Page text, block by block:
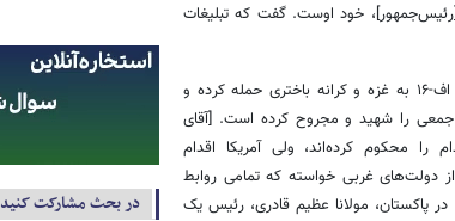
خود اوست. گفت که تبلیغات
اسرائیل، دیشب در عکس‌العمل به انفجار بمب، برای اولین بار با هواپیمای اف-۱۶ به غزه و کرانه باختری حمله کرده و
جمعی را شهید و مجروح کرده است. [آقای
را محکوم کرده‌اند، ولی آمریکا اقدام
از دولت‌های غربی خواسته که تمامی روابط
پاکستان، مولانا عظیم قادری، رئیس یک
در بحث مشارکت کنید